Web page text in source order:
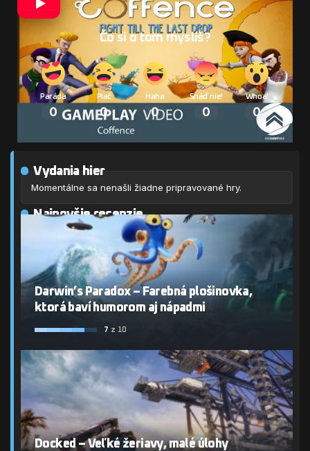
Čo si o tom myslíš?
Paráda
0
Plač
0
Haha
0
Snáď nie!
0
Whoa!
0
Vydania hier
Momentálne sa nenašli žiadne pripravované hry.
Najnovšie recenzie
Darwin’s Paradox – Farebná plošinovka,
ktorá baví humorom aj nápadmi
7 z 10
Docked – Veľké žeriavy, malé úlohy